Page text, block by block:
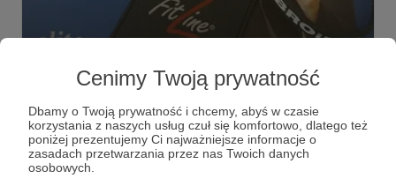
Cenimy Twoją prywatność
Dbamy o Twoją prywatność i chcemy, abyś w czasie
korzystania z naszych usług czuł się komfortowo, dlatego też
poniżej prezentujemy Ci najważniejsze informacje o
zasadach przetwarzania przez nas Twoich danych
osobowych.
Marka FitLine wspiera projekt
#BROiMYmusic
Marka #FitLine #MADEinGERMANY wspiera projekt
#BROiMYmusic #MADEinPOLAND ...
broimy